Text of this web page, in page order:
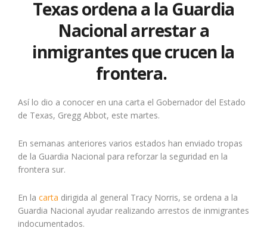
Texas ordena a la Guardia
Nacional arrestar a
inmigrantes que crucen la
frontera.
Así lo dio a conocer en una carta el Gobernador del Estado
de Texas, Gregg Abbot, este martes.
En semanas anteriores varios estados han enviado tropas
de la Guardia Nacional para reforzar la seguridad en la
frontera sur.
En la carta dirigida al general Tracy Norris, se ordena a la
Guardia Nacional ayudar realizando arrestos de inmigrantes
indocumentados.